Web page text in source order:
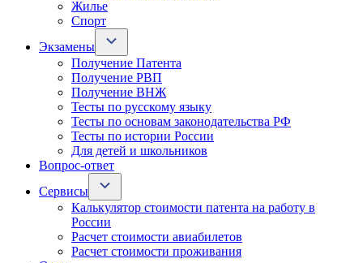
Жилье
Спорт
Экзамены
Получение Патента
Получение РВП
Получение ВНЖ
Тесты по русскому языку
Тесты по основам законодательства РФ
Тесты по истории России
Для детей и школьников
Вопрос-ответ
Сервисы
Калькулятор стоимости патента на работу в
России
Расчет стоимости авиабилетов
Расчет стоимости проживания